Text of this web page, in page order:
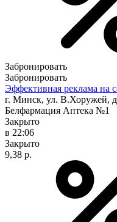
Забронировать
Забронировать
Эффективная реклама на
г. Минск, ул. В.Хоружей,
Белфармация Аптека №1
Закрыто
в 22:06
Закрыто
9,38 р.